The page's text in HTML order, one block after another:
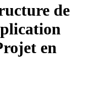
de
en